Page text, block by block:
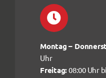
Montag –
Uhr
Freitag:08:00 Uhr